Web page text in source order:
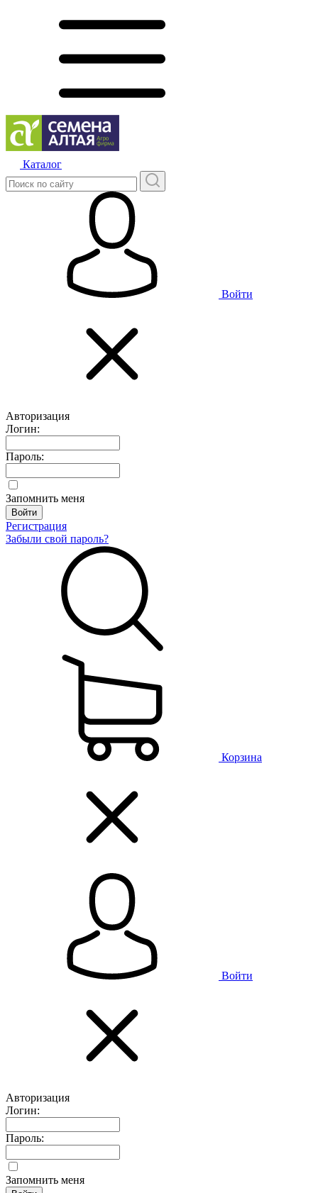
Каталог
Войти
Авторизация
Логин:
Пароль:
Запомнить меня
Регистрация
Забыли свой пароль?
Корзина
Войти
Авторизация
Логин:
Пароль:
Запомнить меня